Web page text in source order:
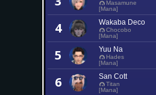
Masamune
[Mana]
4 Wakaba Deco
Chocobo
[Mana]
5 Yuu Na
Hades
[Mana]
6 San Cott
Titan
[Mana]